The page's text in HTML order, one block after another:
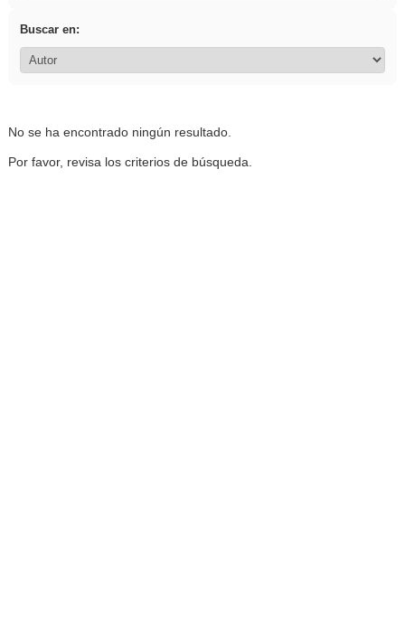
Buscar en:
No se ha encontrado ningún resultado.
Por favor, revisa los criterios de búsqueda.